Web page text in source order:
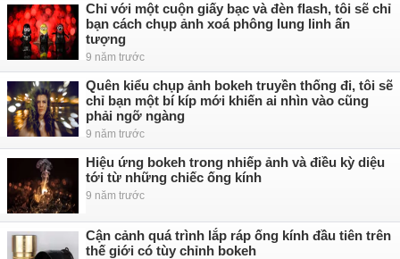
Chỉ với một cuộn giấy bạc và đèn flash, tôi sẽ chỉ
bạn cách chụp ảnh xoá phông lung linh ấn
tượng
9 năm trước
Quên kiểu chụp ảnh bokeh truyền thống đi, tôi sẽ
chỉ bạn một bí kíp mới khiến ai nhìn vào cũng
phải ngỡ ngàng
9 năm trước
Hiệu ứng bokeh trong nhiếp ảnh và điều kỳ diệu
tới từ những chiếc ống kính
9 năm trước
Cận cảnh quá trình lắp ráp ống kính đầu tiên trên
thế giới có tùy chỉnh bokeh